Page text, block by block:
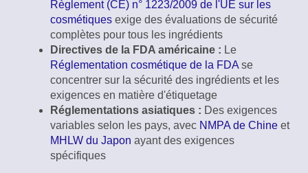
Règlement (CE) n° 1223/2009 de l'UE sur les
cosmétiques exige des évaluations de sécurité
complètes pour tous les ingrédients
Directives de la FDA américaine : Le
Réglementation cosmétique de la FDA se
concentrer sur la sécurité des ingrédients et les
exigences en matière d'étiquetage
Réglementations asiatiques : Des exigences
variables selon les pays, avec NMPA de Chine et
MHLW du Japon ayant des exigences
spécifiques